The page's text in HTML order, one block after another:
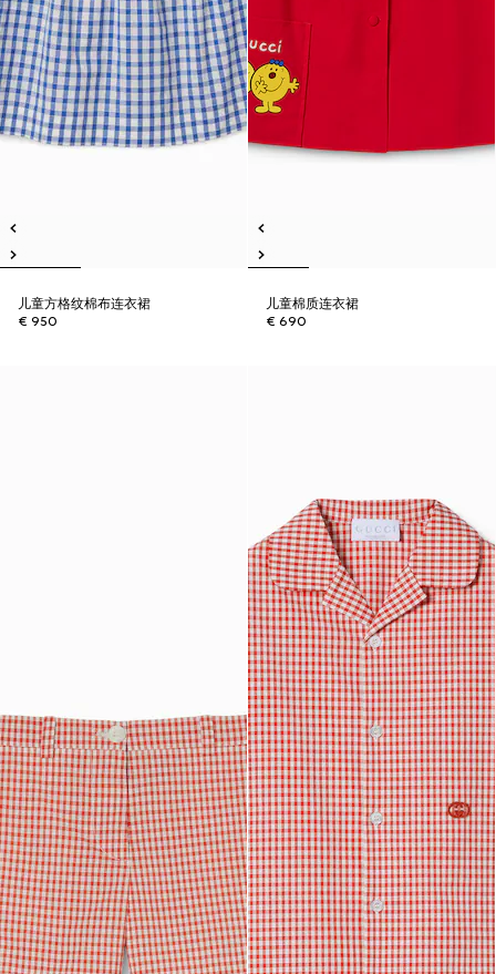
儿童方格纹棉布连衣裙
€ 950
儿童棉质连衣裙
€ 690